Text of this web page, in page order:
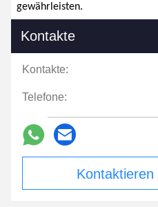
gewährleisten.
Kontakte
Kontakte:
Telefone: